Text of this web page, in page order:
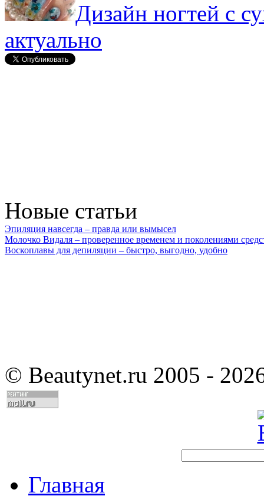
Дизайн ногтей с
актуально
Новые статьи
Эпиляция навсегда – правда или вымысел
Молочко Видаля – проверенное временем и поколениями
Воскоплавы для депиляции – быстро, выгодно, удобно
© Beautynet.ru 2005 -
Главная